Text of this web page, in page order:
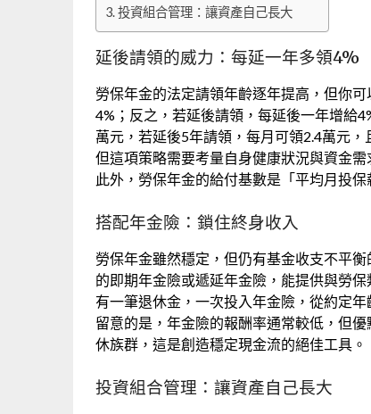
投資組合管理：讓資產自己長大
延後請領的威力：每延一年多領4%
勞保年金的法定請領年齡逐年提高，但你
4%；反之，若延後請領，每延後一年增給
萬元，若延後5年請領，每月可領2.4萬元
但這項策略需要考量自身健康狀況與資金
此外，勞保年金的給付基數是「平均月投
搭配年金險：鎖住終身收入
勞保年金雖然穩定，但仍有基金收支不平
的即期年金險或遞延年金險，能提供與勞
有一筆退休金，一次投入年金險，從約定
留意的是，年金險的報酬率通常較低，但
休族群，這是創造穩定現金流的絕佳工具。
投資組合管理：讓資產自己長大